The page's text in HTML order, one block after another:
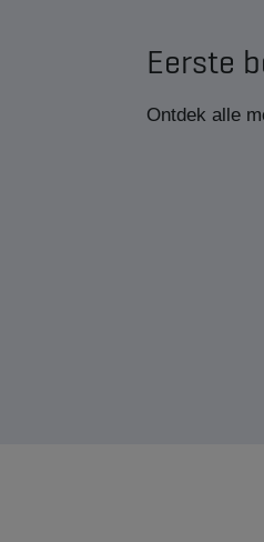
Eerste
Ontdek alle